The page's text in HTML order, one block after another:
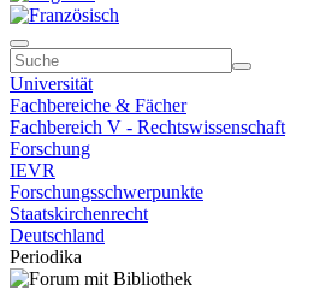
Universität
Fachbereiche & Fächer
Fachbereich V - Rechtswissenschaft
Forschung
IEVR
Forschungsschwerpunkte
Staatskirchenrecht
Deutschland
Periodika